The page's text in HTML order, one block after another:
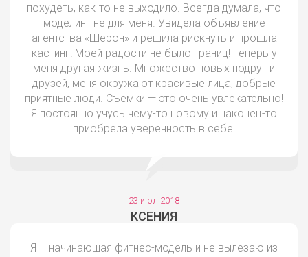
похудеть, как-то не выходило. Всегда думала, что
моделинг не для меня. Увидела объявление
агентства «Шерон» и решила рискнуть и прошла
кастинг! Моей радости не было границ! Теперь у
меня другая жизнь. Множество новых подруг и
друзей, меня окружают красивые лица, добрые
приятные люди. Съемки — это очень увлекательно!
Я постоянно учусь чему-то новому и наконец-то
приобрела уверенность в себе.
23 июл 2018
КСЕНИЯ
Я – начинающая фитнес-модель и не вылезаю из